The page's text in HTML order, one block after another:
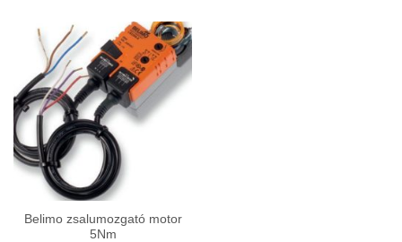
Belimo zsalumozgató motor
5Nm